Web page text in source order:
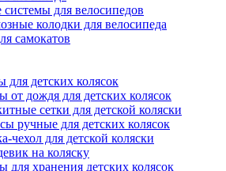
для велосипедов
колодки для велосипеда
самокатов
для детских колясок
от дождя для детских колясок
сетки для детской коляски
ручные для детских колясок
чехол для детской коляски
на коляску
для хранения детских колясок